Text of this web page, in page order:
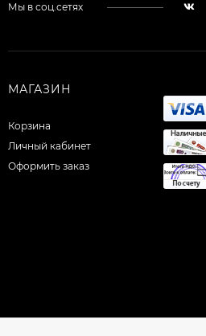
Мы в соц.сетях
МАГАЗИН
Корзина
Личный кабинет
Оформить заказ